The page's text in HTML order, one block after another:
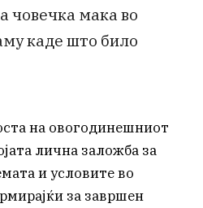
човечка мака во
каде што било
на овогодинешниот
лична заложба за
и условите во
за завршен